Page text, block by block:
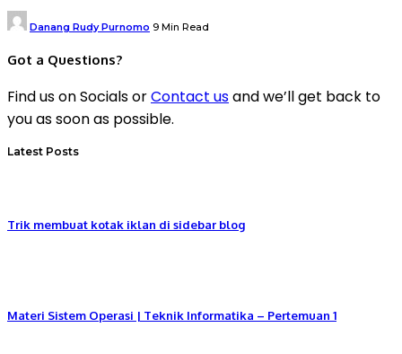
Posted
by
Danang Rudy Purnomo 9 Min Read
Got a Questions?
Find us on Socials orContact usand we’ll get back to
you as soon as possible.
Latest Posts
Trik membuat kotak iklan di sidebar blog
Materi Sistem Operasi | Teknik Informatika – Pertemuan 1